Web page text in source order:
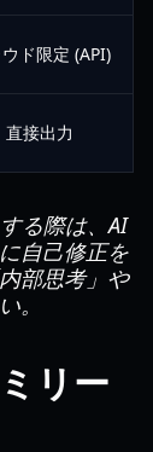
ド限定 (API)
直接出力
る際は、AI
自己修正を
部思考」や
。
リー